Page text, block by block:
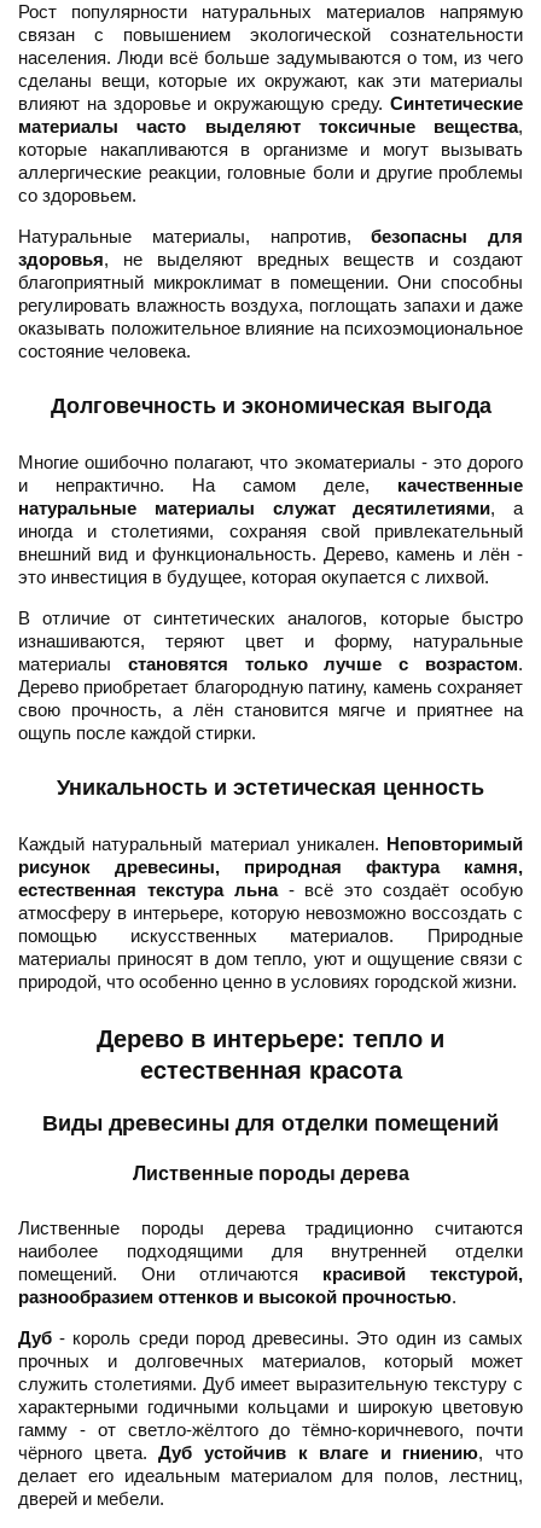
Рост популярности натуральных материалов напрямую
связан с повышением экологической сознательности
населения. Люди всё больше задумываются о том, из чего
сделаны вещи, которые их окружают, как эти материалы
влияют на здоровье и окружающую среду. Синтетические
материалы часто выделяют токсичные вещества,
которые накапливаются в организме и могут вызывать
аллергические реакции, головные боли и другие проблемы
со здоровьем.
Натуральные материалы, напротив,безопасны для
здоровья, не выделяют вредных веществ и создают
благоприятный микроклимат в помещении. Они способны
регулировать влажность воздуха, поглощать запахи и даже
оказывать положительное влияние на психоэмоциональное
состояние человека.
Долговечность и экономическая выгода
Многие ошибочно полагают, что экоматериалы - это дорого
и непрактично. На самом деле, качественные
натуральные материалы служат десятилетиями, а
иногда и столетиями, сохраняя свой привлекательный
внешний вид и функциональность. Дерево, камень и лён -
это инвестиция в будущее, которая окупается с лихвой.
В отличие от синтетических аналогов, которые быстро
изнашиваются, теряют цвет и форму, натуральные
материалы становятся только лучше с возрастом.
Дерево приобретает благородную патину, камень сохраняет
свою прочность, а лён становится мягче и приятнее на
ощупь после каждой стирки.
Уникальность и эстетическая ценность
Каждый натуральный материал уникален. Неповторимый
рисунок древесины, природная фактура камня,
естественная текстура льна- всё это создаёт особую
атмосферу в интерьере, которую невозможно воссоздать с
помощью искусственных материалов. Природные
материалы приносят в дом тепло, уют и ощущение связи с
природой, что особенно ценно в условиях городской жизни.
Дерево в интерьере: тепло и
естественная красота
Виды древесины для отделки помещений
Лиственные породы дерева
Лиственные породы дерева традиционно считаются
наиболее подходящими для внутренней отделки
помещений. Они отличаются красивой текстурой,
разнообразием оттенков и высокой прочностью.
Дуб - король среди пород древесины. Это один из самых
прочных и долговечных материалов, который может
служить столетиями. Дуб имеет выразительную текстуру с
характерными годичными кольцами и широкую цветовую
гамму - от светло-жёлтого до тёмно-коричневого, почти
чёрного цвета.Дуб устойчив к влаге и гниению, что
делает его идеальным материалом для полов, лестниц,
дверей и мебели.